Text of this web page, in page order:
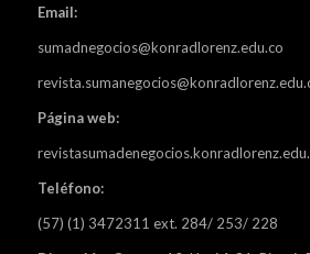
Email:
sumadnegocios@konradlorenz.edu.co
Página web:
Teléfono:
(57) (1) 3472311 ext. 284/ 253/ 228